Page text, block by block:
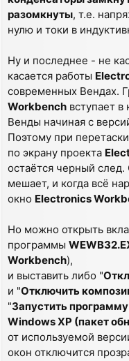
разомкнуты, т.е.
нулю и токи в
Ну и последнее - не
касается работы
современных Вендах.
Workbench вступает в
Венды начиная с
Поэтому при
по экрану проекта
остаётся черный
мешает, и когда всё
окно Electronics
Но можно открыть
программы
Workbench),
и выставить либо "
и "Отключить
"Запустить
Windows XP (пакет
от используемой
окон отключится